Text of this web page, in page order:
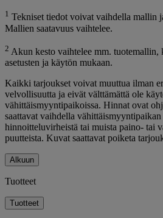
1 Tekniset tiedot voivat vaihdella mallin
Mallien saatavuus vaihtelee.
2 Akun kesto vaihtelee mm. tuotemallin,
asetusten ja käytön mukaan.
Kaikki tarjoukset voivat muuttua ilman
velvollisuutta ja eivät välttämättä ole
vähittäismyyntipaikoissa. Hinnat ovat
saattavat vaihdella
hinnoitteluvirheistä tai muista paino- tai
puutteista. Kuvat saattavat poiketa
Alkuun
Tuotteet
Tuotteet